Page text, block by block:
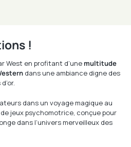
!
West en profitant d’une multitude
dans une ambiance digne des
dans un voyage magique au
jeux psychomotrice, conçue pour
dans l’univers merveilleux des